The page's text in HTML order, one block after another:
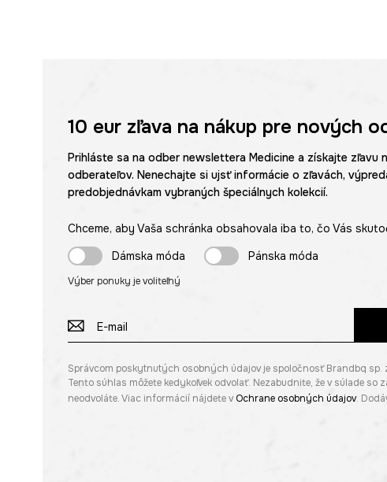
10 eurzľava na nákup pre nových
Prihláste sa na odber newslettera Medicine a získajte zľavu
odberateľov. Nenechajte si ujsť informácie o zľavách,
predobjednávkam vybraných špeciálnych kolekcií.
Chceme, aby Vaša schránka obsahovala iba to, čo Vás
Dámska móda
Pánska móda
Výber ponuky je voliteľný
Správcom poskytnutých osobných údajov je spoločnosť Brandbq sp.
Tento súhlas môžete kedykoľvek odvolať. Nezabudnite, že v súlade so
neodvoláte. Viac informácií nájdete v Ochrane osobných údajov.